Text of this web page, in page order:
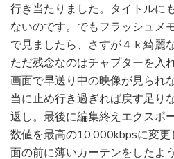
行き当たりました。タイトルに
ないのです。でもフラッシュメ
で見ましたら、さすが４ｋ綺麗
ただ残念なのはチャプターを入
画面で早送り中の映像が見られ
当に止め行き過ぎれば戻す足り
返し。最後に編集終えエクスポ
数値を最高の10,000kbpsに変
面の前に薄いカーテンをしたよ